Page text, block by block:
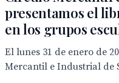
presentamos el
en los grupos
El lunes 31 de enero de
Mercantil e Industrial de